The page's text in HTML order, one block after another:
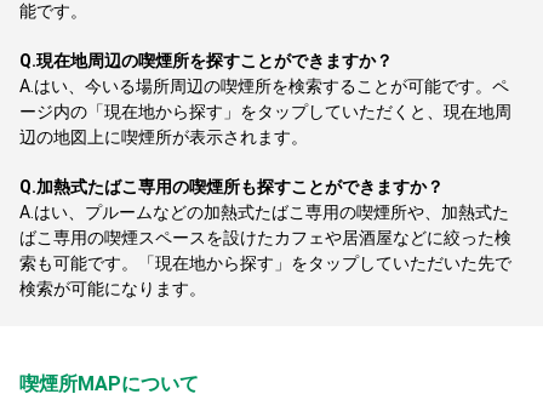
能です。
Q.現在地周辺の喫煙所を探すことができますか？
A. はい、今いる場所周辺の喫煙所を検索することが可能です。ペ
ージ内の「現在地から探す」をタップしていただくと、現在地周
辺の地図上に喫煙所が表示されます。
Q.加熱式たばこ専用の喫煙所も探すことができますか？
A. はい、プルームなどの加熱式たばこ専用の喫煙所や、加熱式た
ばこ専用の喫煙スペースを設けたカフェや居酒屋などに絞った検
索も可能です。「現在地から探す」をタップしていただいた先で
検索が可能になります。
喫煙所MAPについて